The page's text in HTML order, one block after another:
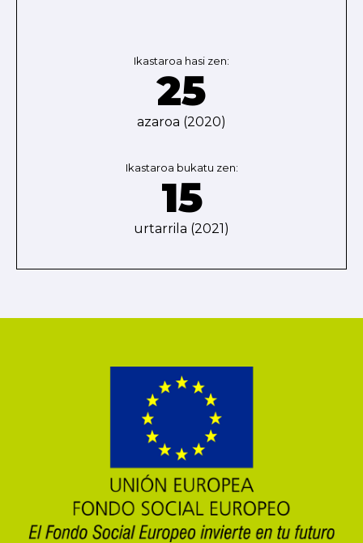
Ikastaroa hasi zen:
25
azaroa (2020)
Ikastaroa bukatu zen:
15
urtarrila (2021)